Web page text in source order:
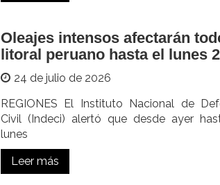
Oleajes intensos afectarán
litoral peruano hasta el lunes
24 de julio de 2026
REGIONES El Instituto Nacional de
Civil (Indeci) alertó que desde ayer
lunes
Leer más